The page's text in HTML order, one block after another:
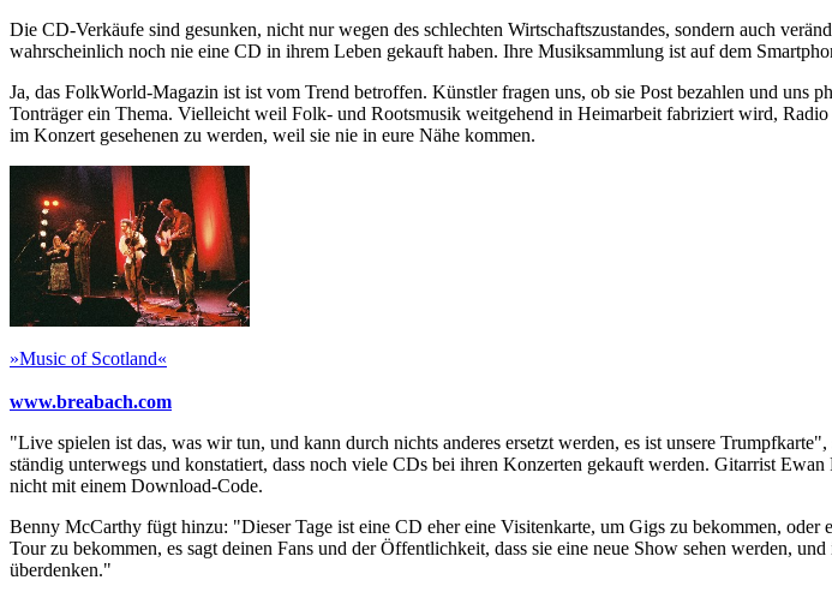
Die CD-Verkäufe sind gesunken, nicht nur wegen des schlechten Wirtschaftszustandes, sondern auch
wahrscheinlich noch nie eine CD in ihrem Leben gekauft haben. Ihre Musiksammlung ist auf dem
Ja, das FolkWorld-Magazin ist ist vom Trend betroffen. Künstler fragen uns, ob sie Post bezahlen und uns
Tonträger ein Thema. Vielleicht weil Folk- und Rootsmusik weitgehend in Heimarbeit fabriziert wird,
im Konzert gesehenen zu werden, weil sie nie in eure Nähe kommen.
»Music of Scotland«
www.breabach.com
"Live spielen ist das, was wir tun, und kann durch nichts anderes ersetzt werden, es ist unsere
ständig unterwegs und konstatiert, dass noch viele CDs bei ihren Konzerten gekauft werden. Gitarrist
nicht mit einem Download-Code.
Benny McCarthy fügt hinzu: "Dieser Tage ist eine CD eher eine Visitenkarte, um Gigs zu bekommen,
Tour zu bekommen, es sagt deinen Fans und der Öffentlichkeit, dass sie eine neue Show sehen werden,
überdenken."